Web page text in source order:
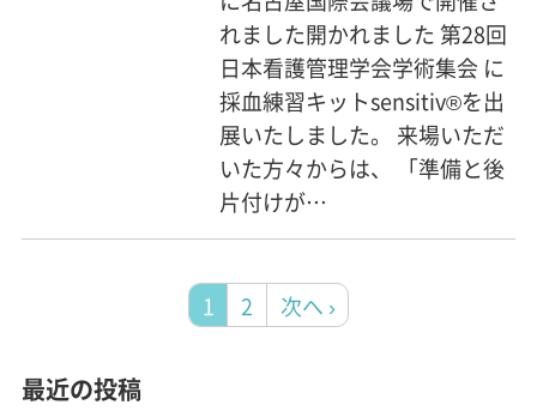
れました開かれました 第28回
日本看護管理学会学術集会 に
採血練習キットsensitiv®を出
展いたしました。 来場いただ
いた方々からは、 「準備と後
片付けが…
1 2 次へ ›
最近の投稿